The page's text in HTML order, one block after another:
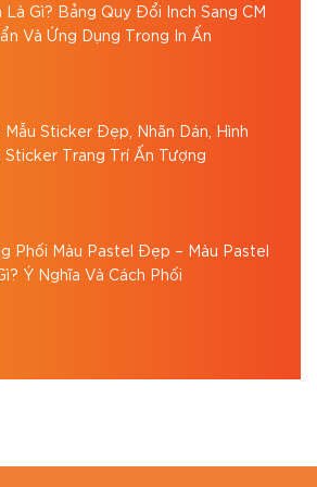
Là Gì? Bảng Quy Đổi Inch Sang CM
Và Ứng Dụng Trong In Ấn
Mẫu Sticker Đẹp, Nhãn Dán, Hình
Sticker Trang Trí Ấn Tượng
Phối Màu Pastel Đẹp – Màu Pastel
Ý Nghĩa Và Cách Phối